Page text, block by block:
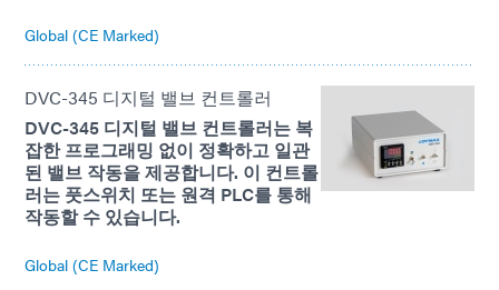
Global (CE Marked)
DVC-345 디지털 밸브 컨트롤러
DVC-345 디지털 밸브 컨트롤러는 복
잡한 프로그래밍 없이 정확하고 일관
된 밸브 작동을 제공합니다. 이 컨트롤
러는 풋스위치 또는 원격 PLC를 통해
작동할 수 있습니다.
Global (CE Marked)